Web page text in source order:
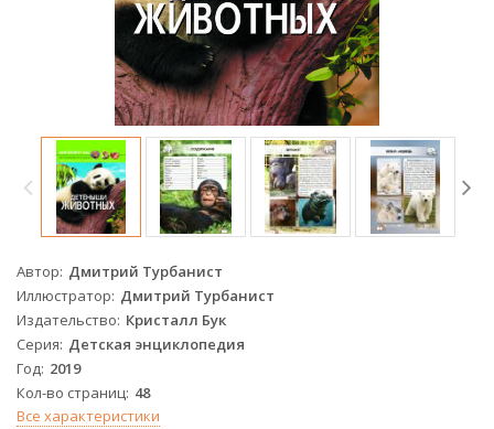
Автор Дмитрий Турбанист
Иллюстратор Дмитрий Турбанист
Издательство Кристалл Бук
Серия Детская энциклопедия
Год 2019
Кол-во страниц 48
Все характеристики